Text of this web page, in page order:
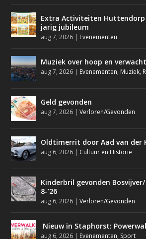
Extra Activiteiten
jarig jubileum
aug 7, 2026 | Evenementen
Muziek over hoop en
aug 7, 2026 | Evenementen, Muziek,
Geld gevonden
aug 7, 2026 |Verloren/Gevonden
Oldtimerrit door Aad van der
aug 6, 2026 | Cultuur en Historie
Kinderbril gevonden
8-’26
aug 6, 2026 |Verloren/Gevonden
Nieuw in Staphorst:
aug 6, 2026 | Evenementen, Sport